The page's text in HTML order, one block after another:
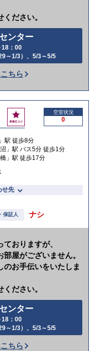
ださい。
ンター
18：00
～1/3）、5/3～5/5
話
か
け
る
ちら
お
気
入
り
空室状況
0
駅 徒歩8分
」駅 バス5分 徒歩1分
」駅 徒歩17分
せ先
保証人 ナシ
おりますが、
屋がございません。
のお手伝いをいたしま
ださい。
ンター
18：00
～1/3）、5/3～5/5
話
ちら